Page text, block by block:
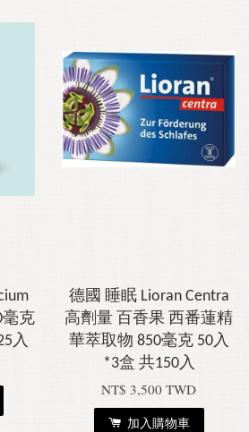
毫克
入
德國 睡眠 Lioran Centra
高劑量 百香果 西番蓮精
華萃取物 850毫克 50入
*3盒 共150入
NT$ 3,500 TWD
加入購物車